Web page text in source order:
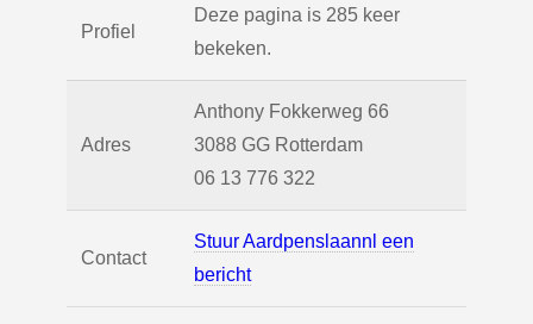
Profiel
Deze pagina is 285 keer
bekeken.
Adres
Anthony Fokkerweg 66
3088 GG Rotterdam
06 13 776 322
Contact
Stuur Aardpenslaannl een
bericht